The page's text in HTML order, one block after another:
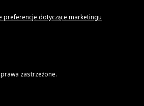
preferencje dotyczące marketingu
zastrzeżone.